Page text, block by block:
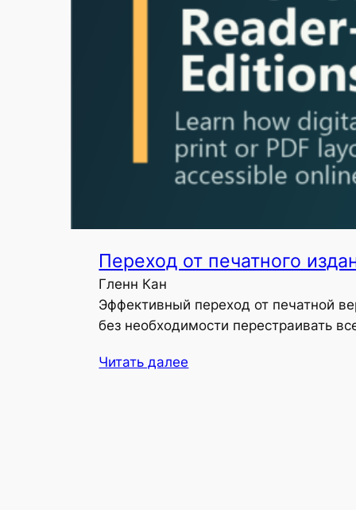
Переход от печатного
Гленн Кан
Эффективный переход от печатной
без необходимости перестраивать
Читать далее